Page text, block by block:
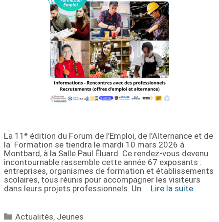
La 11ᵉ édition du Forum de l’Emploi, de l’Alternance et de
la Formation se tiendra le mardi 10 mars 2026 à
Montbard, à la Salle Paul Éluard. Ce rendez-vous devenu
incontournable rassemble cette année 67 exposants :
entreprises, organismes de formation et établissements
scolaires, tous réunis pour accompagner les visiteurs
dans leurs projets professionnels. Un … Lire la suite
Actualités, Jeunes